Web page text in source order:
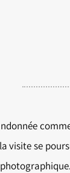
visite se